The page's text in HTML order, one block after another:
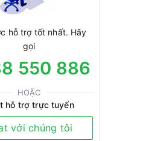
hỗ trợ tốt nhất. Hãy
gọi
550 886
HOẶC
hỗ trợ trực tuyến
với chúng tôi